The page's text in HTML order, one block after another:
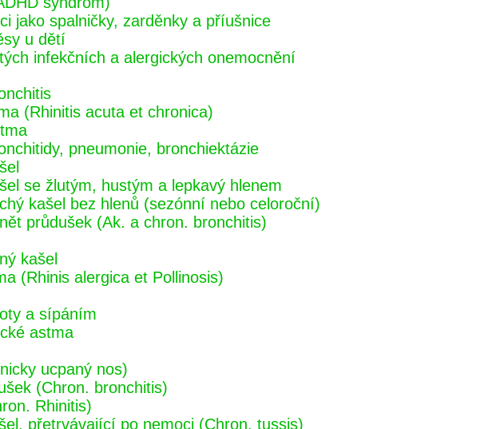
jako spalničky, zarděnky a příušnice
u dětí
infekčních a alergických onemocnění
(Rhinitis acuta et chronica)
pneumonie, bronchiektázie
se žlutým, hustým a lepkavý hlenem
kašel bez hlenů (sezónní nebo celoroční)
průdušek (Ak. a chron. bronchitis)
kašel
(Rhinis alergica et Pollinosis)
a sípáním
astma
ucpaný nos)
(Chron. bronchitis)
Rhinitis)
přetrvávající po nemoci (Chron. tussis)